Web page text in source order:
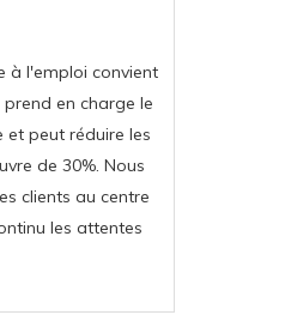
à l'emploi convient
en charge le
peut réduire les
de 30%. Nous
clients au centre
les attentes